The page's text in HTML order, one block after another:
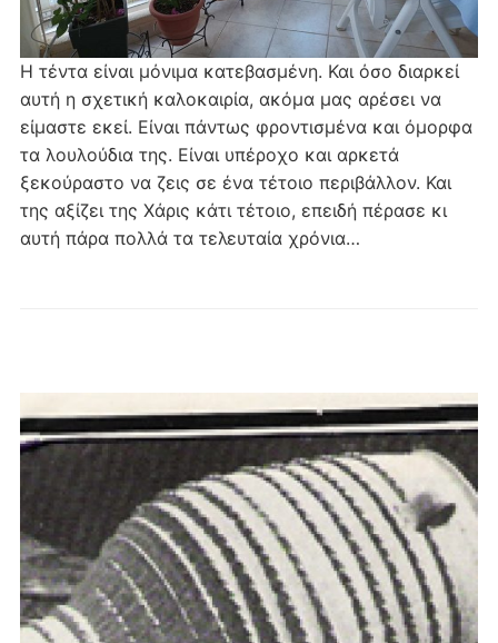
Η τέντα είναι μόνιμα κατεβασμένη. Και όσο διαρκεί
αυτή η σχετική καλοκαιρία, ακόμα μας αρέσει να
είμαστε εκεί. Είναι πάντως φροντισμένα και όμορφα
τα λουλούδια της. Είναι υπέροχο και αρκετά
ξεκούραστο να ζεις σε ένα τέτοιο περιβάλλον. Και
της αξίζει της Χάρις κάτι τέτοιο, επειδή πέρασε κι
αυτή πάρα πολλά τα τελευταία χρόνια…